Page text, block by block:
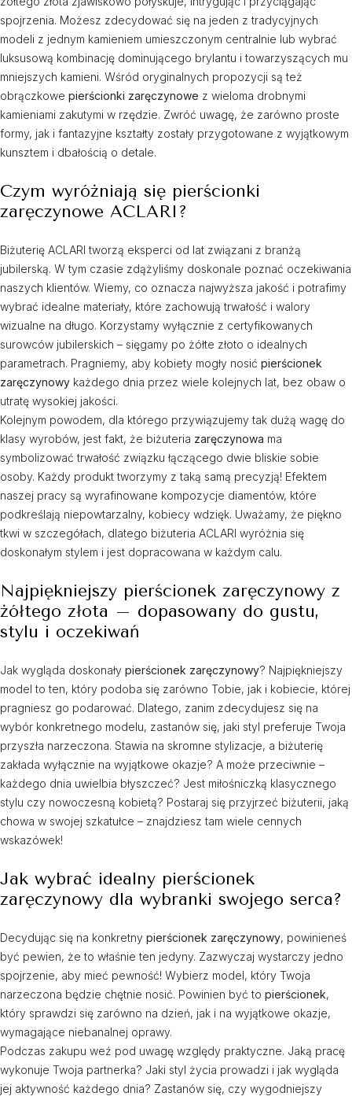
spojrzenia. Możesz zdecydować się na jeden z tradycyjnych
modeli z jednym kamieniem umieszczonym centralnie lub wybrać
luksusową kombinację dominującego brylantu i towarzyszących mu
mniejszych kamieni. Wśród oryginalnych propozycji są też
obrączkowe pierścionki zaręczynowe z wieloma drobnymi
kamieniami zakutymi w rzędzie. Zwróć uwagę, że zarówno proste
formy, jak i fantazyjne kształty zostały przygotowane z wyjątkowym
kunsztem i dbałością o detale.
Czym wyróżniają się pierścionki
zaręczynowe ACLARI?
Biżuterię ACLARI tworzą eksperci od lat związani z branżą
jubilerską. W tym czasie zdążyliśmy doskonale poznać oczekiwania
naszych klientów. Wiemy, co oznacza najwyższa jakość i potrafimy
wybrać idealne materiały, które zachowują trwałość i walory
wizualne na długo. Korzystamy wyłącznie z certyfikowanych
surowców jubilerskich – sięgamy po żółte złoto o idealnych
parametrach. Pragniemy, aby kobiety mogły nosić pierścionek
zaręczynowy każdego dnia przez wiele kolejnych lat, bez obaw o
utratę wysokiej jakości.
Kolejnym powodem, dla którego przywiązujemy tak dużą wagę do
klasy wyrobów, jest fakt, że biżuteria zaręczynowa ma
symbolizować trwałość związku łączącego dwie bliskie sobie
osoby. Każdy produkt tworzymy z taką samą precyzją! Efektem
naszej pracy są wyrafinowane kompozycje diamentów, które
podkreślają niepowtarzalny, kobiecy wdzięk. Uważamy, że piękno
tkwi w szczegółach, dlatego biżuteria ACLARI wyróżnia się
doskonałym stylem i jest dopracowana w każdym calu.
Najpiękniejszy pierścionek zaręczynowy z
żółtego złota – dopasowany do gustu,
stylu i oczekiwań
Jak wygląda doskonały pierścionek zaręczynowy? Najpiękniejszy
model to ten, który podoba się zarówno Tobie, jak i kobiecie, której
pragniesz go podarować. Dlatego, zanim zdecydujesz się na
wybór konkretnego modelu, zastanów się, jaki styl preferuje Twoja
przyszła narzeczona. Stawia na skromne stylizacje, a biżuterię
zakłada wyłącznie na wyjątkowe okazje? A może przeciwnie –
każdego dnia uwielbia błyszczeć? Jest miłośniczką klasycznego
stylu czy nowoczesną kobietą? Postaraj się przyjrzeć biżuterii, jaką
chowa w swojej szkatułce – znajdziesz tam wiele cennych
wskazówek!
Jak wybrać idealny pierścionek
zaręczynowy dla wybranki swojego serca?
Decydując się na konkretny pierścionek zaręczynowy, powinieneś
być pewien, że to właśnie ten jedyny. Zazwyczaj wystarczy jedno
spojrzenie, aby mieć pewność! Wybierz model, który Twoja
narzeczona będzie chętnie nosić. Powinien być to pierścionek,
który sprawdzi się zarówno na dzień, jak i na wyjątkowe okazje,
wymagające niebanalnej oprawy.
Podczas zakupu weź pod uwagę względy praktyczne. Jaką pracę
wykonuje Twoja partnerka? Jaki styl życia prowadzi i jak wygląda
jej aktywność każdego dnia? Zastanów się, czy wygodniejszy